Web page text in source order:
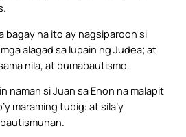
bagay na ito ay nagsiparoon si
alagad sa lupain ng Judea; at
nila, at bumabautismo.
naman si Juan sa Enon na malapit
maraming tubig: at sila’y